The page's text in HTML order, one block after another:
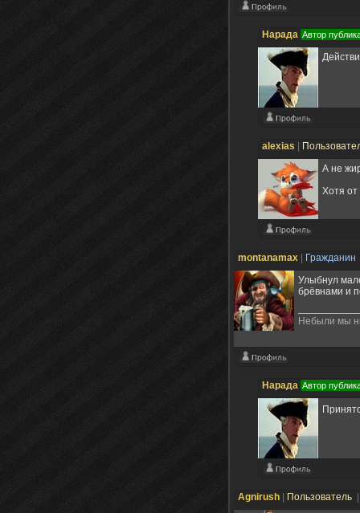
Нарада Автор
alexias
А не
Хотя от
montanamax Гражданин
Улыбнул
брёвнами и
Небыли мы
Нарада Автор
Agnirush Пользователь